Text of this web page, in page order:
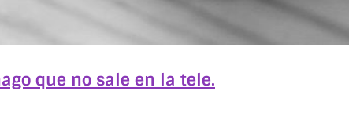
que no sale en la tele.